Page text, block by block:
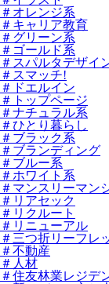
＃オレンジ系
＃キャリア教育
＃グリーン系
＃ゴールド系
＃スパルタデザイ
＃スマッチ!
＃ドエルイン
＃トップページ
＃ナチュラル系
＃ひとり暮らし
＃ブラック系
＃ブランディング
＃ブルー系
＃ホワイト系
＃マンスリーマン
＃リアセック
＃リクルート
＃リニューアル
＃三つ折リーフレ
＃不動産
＃人材
＃住友林業レジデ